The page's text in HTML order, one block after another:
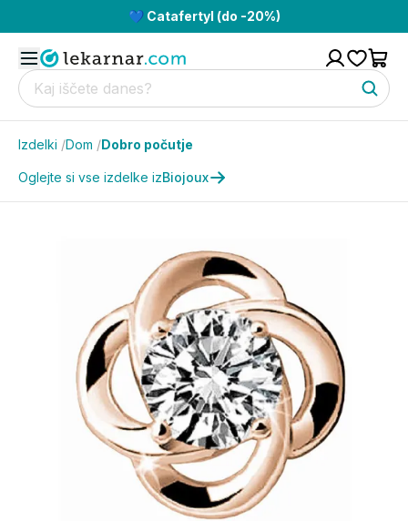
💙 Catafertyl (do -20%)
Izdelki /Dom /Dobro počutje
Oglejte si vse izdelke izBiojoux